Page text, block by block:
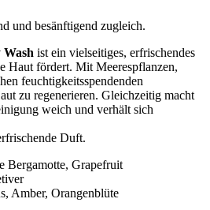
und besänftigend zugleich.
ist ein vielseitiges, erfrischendes
Haut fördert. Mit Meerespflanzen,
feuchtigkeitsspendenden
zu regenerieren. Gleichzeitig macht
weich und verhält sich
Duft.
Bergamotte, Grapefruit
Amber, Orangenblüte